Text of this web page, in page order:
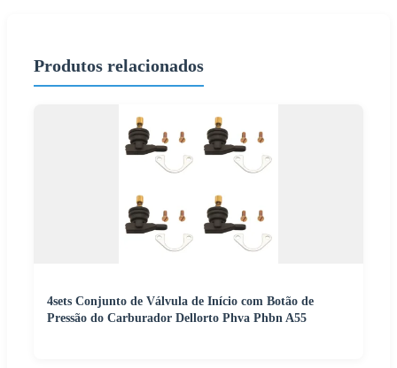
Produtos relacionados
4sets Conjunto de Válvula de Início com Botão de
Pressão do Carburador Dellorto Phva Phbn A55